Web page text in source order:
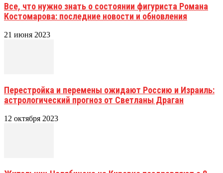
Все, что нужно знать о состоянии фигуриста Романа
Костомарова: последние новости и обновления
21 июня 2023
Перестройка и перемены ожидают Россию и Израиль:
астрологический прогноз от Светланы Драган
12 октября 2023